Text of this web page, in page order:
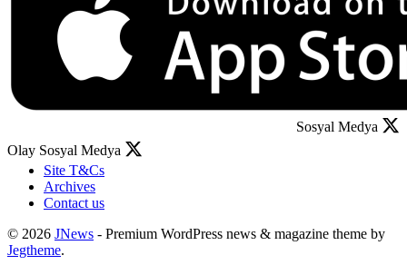
Sosyal Medya
Olay Sosyal Medya
Site T&Cs
Archives
Contact us
© 2026 JNews - Premium WordPress news & magazine theme by
Jegtheme.